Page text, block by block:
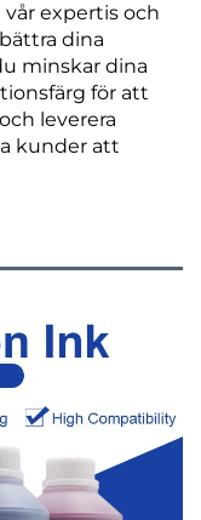
expertis och
dina
minskar dina
för att
leverera
kunder att